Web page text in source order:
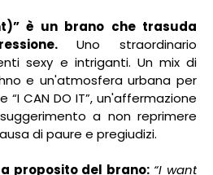
è un brano che trasuda
Uno straordinario
sexy e intriganti. Un mix di
e un'atmosfera urbana per
CAN DO IT”, un'affermazione
a non reprimere
di paure e pregiudizi.
proposito del brano: “I want